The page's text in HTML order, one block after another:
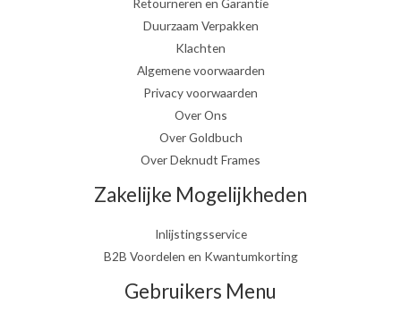
Duurzaam Verpakken
Klachten
Algemene voorwaarden
Privacy voorwaarden
Over Ons
Over Goldbuch
Over Deknudt Frames
Zakelijke Mogelijkheden
Inlijstingsservice
B2B Voordelen en Kwantumkorting
Gebruikers Menu